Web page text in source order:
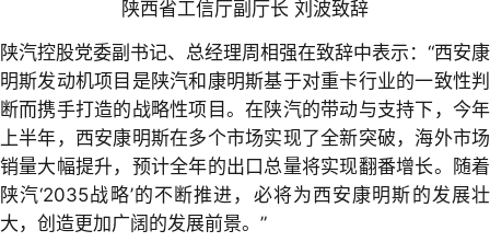
陕西省工信厅副厅长 刘波致辞
陕汽控股党委副书记、总经理周相强在致辞中表示：“西安康
明斯发动机项目是陕汽和康明斯基于对重卡行业的一致性判
断而携手打造的战略性项目。在陕汽的带动与支持下，今年
上半年，西安康明斯在多个市场实现了全新突破，海外市场
销量大幅提升，预计全年的出口总量将实现翻番增长。随着
陕汽‘2035战略’的不断推进，必将为西安康明斯的发展壮
大，创造更加广阔的发展前景。”